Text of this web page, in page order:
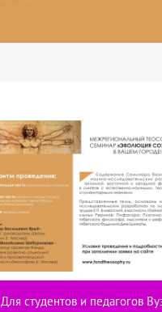
Для студентов и педагогов